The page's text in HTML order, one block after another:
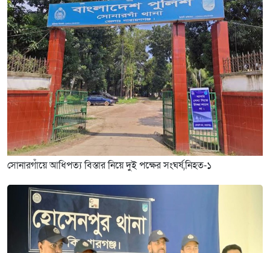
সোনারগাঁয়ে আধিপত্য বিস্তার নিয়ে দুই পক্ষের সংঘর্ষ,নিহত-১